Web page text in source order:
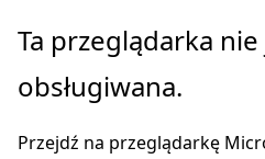
Przejdź
głównej
Ta przeglądarka
obsługiwana.
Przejdź na przeglądarkę